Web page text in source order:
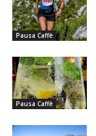
Pausa Caffè
Pausa Caffè